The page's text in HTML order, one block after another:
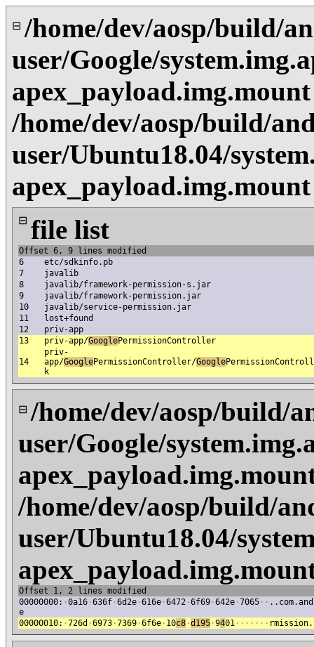
⊟ /home/dev/aosp/build/
user/Google/
apex_payload.img.mount
/home/dev/aosp/build/
user/Ubuntu18.04/
apex_payload.img.mount
⊟ file list
Offset 6, 9 lines modified
6
etc/sdkinfo.pb
7
javalib
8
javalib/framework-permission-s.jar
9
javalib/framework-permission.jar
10
javalib/service-permission.jar
11
lost+found
12
priv-app
13
priv-app/GooglePermissionController
14
priv-
app/GooglePermissionController/Google
k
⊟ /home/dev/aosp/build/
user/Google/
/home/dev/aosp/build/
user/Ubuntu18.04/
Offset 1, 2 lines modified
00000000: ·0a16 ·636f ·6d2e ·616e ·6472 ·6f69 ·642e ·7065 · ·
e
00000010: ·726d ·6973 ·7369 ·6f6e · 10c8 ·d195 ·9401 · · · · · · ·